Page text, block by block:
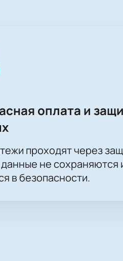
покупку билетов на
можно приобрести билеты
билетами, которые позволят
оплата и
проходят через
не сохраняются
в безопасности.